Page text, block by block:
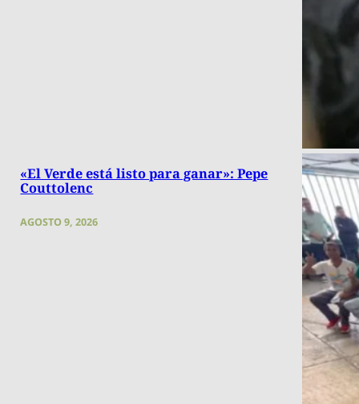
«El Verde está listo para ganar»: Pepe
Couttolenc
AGOSTO 9, 2026